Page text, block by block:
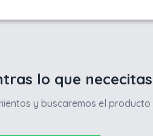
lo que
y buscaremos el